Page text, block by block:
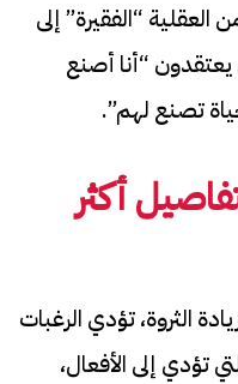
العقلية “الفقيرة” إلى
يعتقدون “أنا أصنع
تصنع لهم”.
أكثر
الثروة، تؤدي الرغبات
تؤدي إلى الأفعال،